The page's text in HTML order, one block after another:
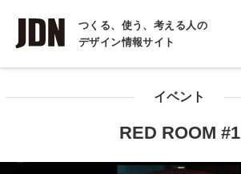
つくる、使う、考える人の
デザイン情報サイト
INTERVIEW
インタビュー
イベント
RED ROOM #1